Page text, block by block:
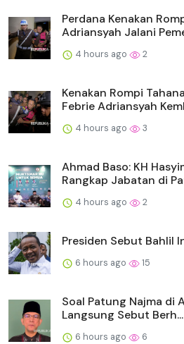
Perdana Kenakan
Adriansyah Jalani
4 hours ago 2
Kenakan Rompi
Febrie Adriansyah
4 hours ago 3
Ahmad Baso: KH
Rangkap Jabatan di
4 hours ago 2
Presiden Sebut Bahlil
6 hours ago 15
Soal Patung Najma di
Langsung Sebut Berh...
6 hours ago 6